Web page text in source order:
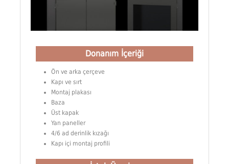
Donanım İçeriği
Ön ve arka çerçeve
Kapı ve sırt
Montaj plakası
Baza
Üst kapak
Yan paneller
4/6 ad derinlik kızağı
Kapı içi montaj profili